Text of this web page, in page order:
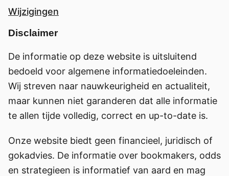
Wijzigingen
Disclaimer
De informatie op deze website is uitsluitend
bedoeld voor algemene informatiedoeleinden.
Wij streven naar nauwkeurigheid en actualiteit,
maar kunnen niet garanderen dat alle informatie
te allen tijde volledig, correct en up-to-date is.
Onze website biedt geen financieel, juridisch of
gokadvies. De informatie over bookmakers, odds
en strategieen is informatief van aard en mag